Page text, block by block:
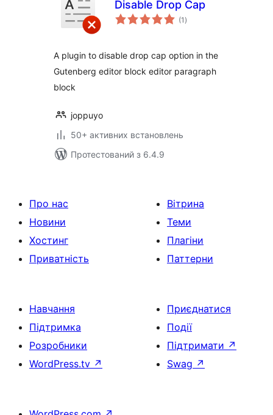
Disable Drop Cap
(1 загальний
рейтинг
)
A plugin to disable drop cap option in the
Gutenberg editor block editor paragraph
block
joppuyo
50+ активних встановлень
Протестований з 6.4.9
Про нас
Новини
Хостинг
Приватність
Вітрина
Теми
Плагіни
Паттерни
Навчання
Підтримка
Розробники
WordPress.tv ↗
Приєднатися
Події
Підтримати ↗
Swag ↗